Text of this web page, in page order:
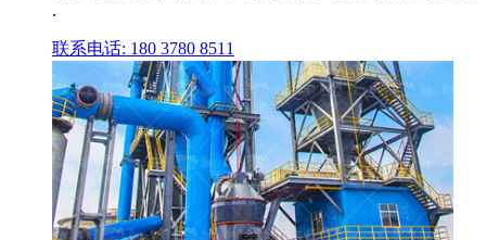
.
联系电话: 180 3780 8511